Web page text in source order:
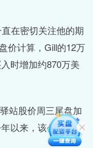
在密切关注他的期
价计算，Gill的12万
时增加约870万美
站股价周三尾盘加
以来，该公司股价